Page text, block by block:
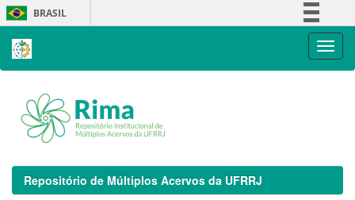
Skip
navigation
BRASIL
Repositório de Múltiplos Acervos da UFRRJ